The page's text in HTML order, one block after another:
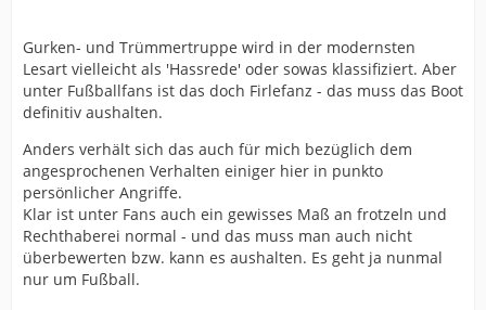
wenn man anderer Meinung ist, als manche, sehr
nachdrücklich argumentierende, Personen.
Diese Diskussionskultur ist nicht meine.
Es frustriert mich, wenn Meinungen ständig wiederholt
bekommen.
Ich bin traurig, dass unsere Arminia jetzt an diesem
Punkt steht, aber ätzend finde ich das Verhalten einiger
hier.
Das sollte doch ein Ort zum Austausch sein, wo man
auch mal abkotzen kann und die aktuellen
Entwicklungen gemeinsam immer verarbeitet.
Gurken- und Trümmertruppe wird in der modernsten
Lesart vielleicht als 'Hassrede' oder sowas klassifiziert. Aber
unter Fußballfans ist das doch Firlefanz - das muss das Boot
definitiv aushalten.
Anders verhält sich das auch für mich bezüglich dem
angesprochenen Verhalten einiger hier in punkto
persönlicher Angriffe.
Klar ist unter Fans auch ein gewisses Maß an frotzeln und
Rechthaberei normal - und das muss man auch nicht
überbewerten bzw. kann es aushalten. Es geht ja nunmal
nur um Fußball.